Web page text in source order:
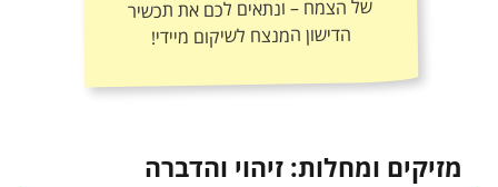
הדישון המנצח לשיקום מיידי!
מזיקים ומחלות: זיהוי והדברה